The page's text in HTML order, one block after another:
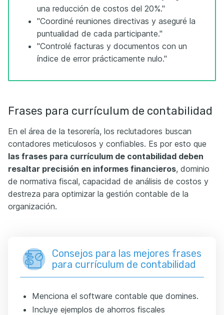
una reducción de costos del 20%."
"Coordiné reuniones directivas y aseguré la
puntualidad de cada participante."
"Controlé facturas y documentos con un
índice de error prácticamente nulo."
Frases para currículum de contabilidad
En el área de la tesorería, los reclutadores buscan
contadores meticulosos y confiables. Es por esto que
las frases para currículum de contabilidad deben
resaltar precisión en informes financieros, dominio
de normativa fiscal, capacidad de análisis de costos y
destreza para optimizar la gestión contable de la
organización.
Consejos para las mejores frases
para currículum de contabilidad
Menciona el software contable que domines.
Incluye ejemplos de ahorros fiscales